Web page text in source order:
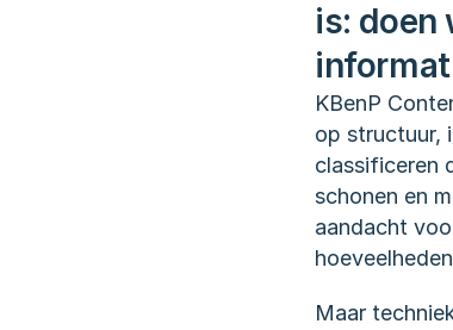
is: doen
KBenP
op structuur,
classificeren
schonen en
aandacht
Maar